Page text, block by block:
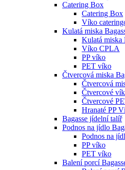
Catering Box
Catering Box
Víko
Kulatá miska
Kulatá miska
Víko CPLA
PP víko
PET víko
Čtvercová miska
Čtvercová
Čtvercové
Čtvercové
Hranaté PP
Bagasse jídelní talíř
Podnos na jídlo
Podnos na
PP víko
PET víko
Balení porcí